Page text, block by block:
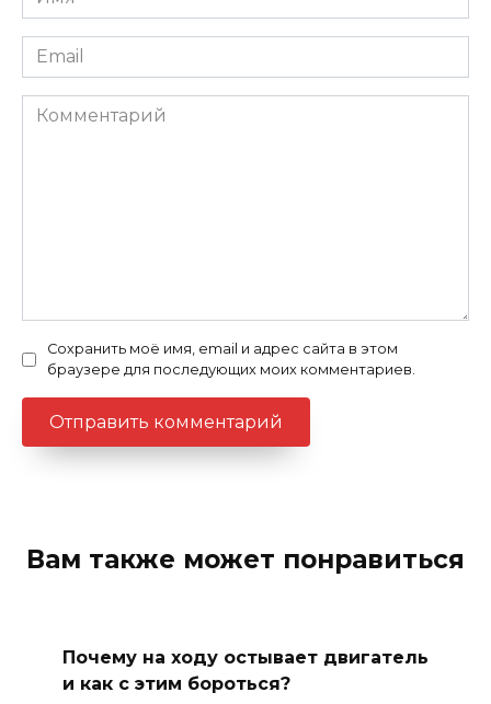
Email
Комментарий
Сохранить моё имя, email и адрес сайта в этом
браузере для последующих моих комментариев.
Вам также может понравиться
Почему на ходу остывает двигатель
и как с этим бороться?